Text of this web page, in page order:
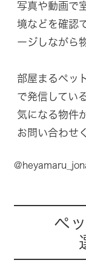
写真や動画で
境などを確認
ージしながら
部屋まるペッ
で発信してい
気になる物件
お問い合わせ
ペ